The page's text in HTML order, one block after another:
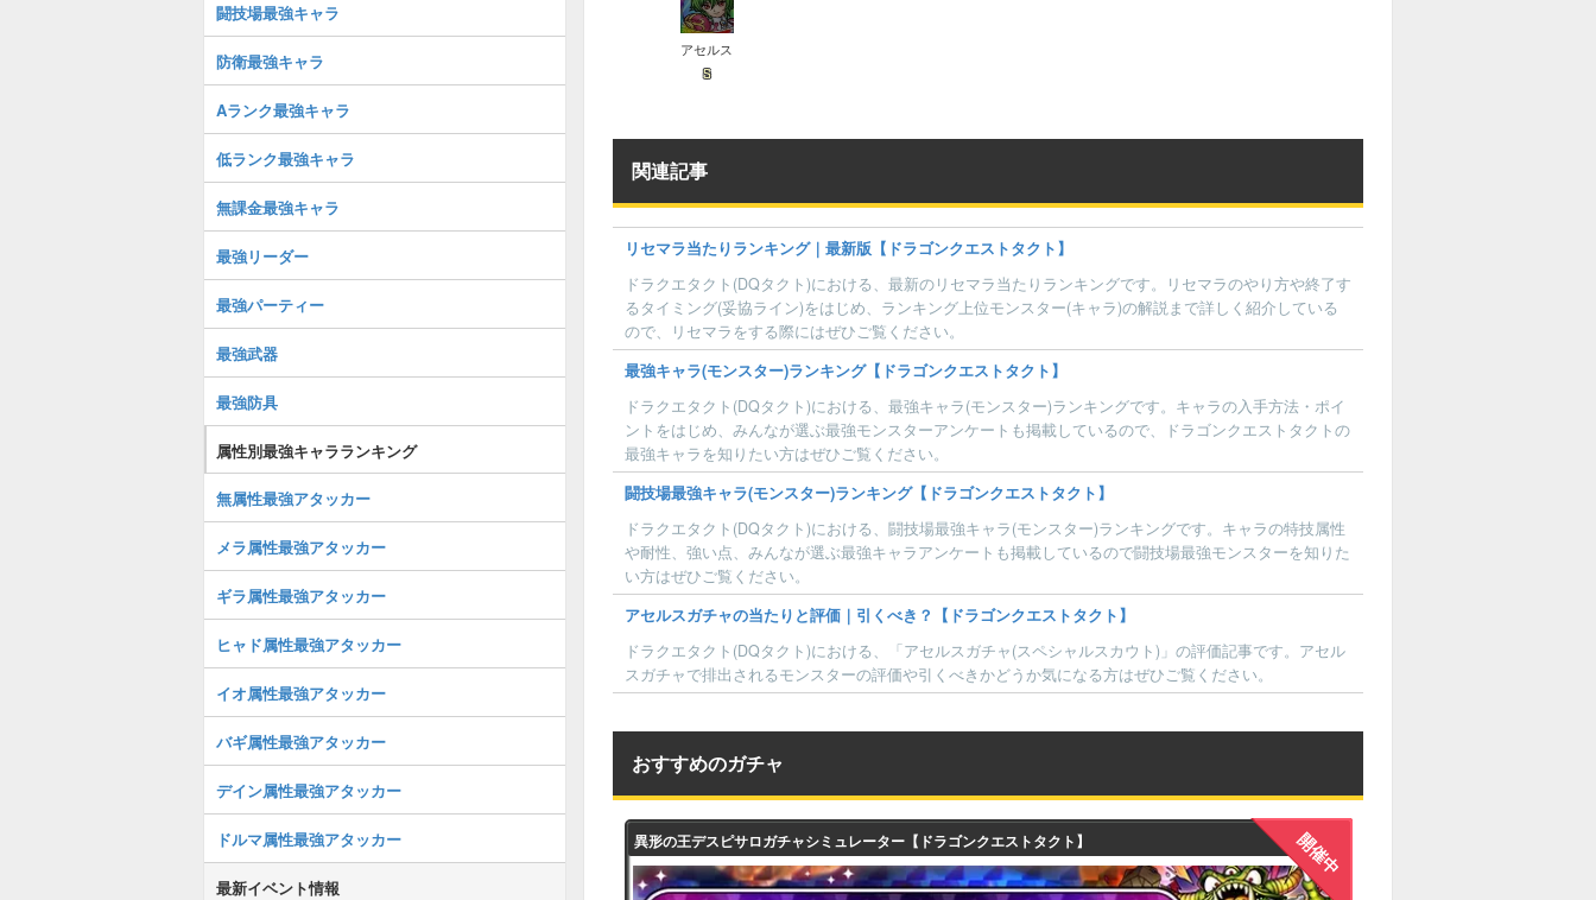
アセルス
S
関連記事
リセマラ当たりランキング｜最新版【ドラゴンクエストタクト】
ドラクエタクト(DQタクト)における、最新のリセマラ当たりランキングです。リセマラのやり方や終了す
るタイミング(妥協ライン)をはじめ、ランキング上位モンスター(キャラ)の解説まで詳しく紹介している
ので、リセマラをする際にはぜひご覧ください。
最強キャラ(モンスター)ランキング【ドラゴンクエストタクト】
ドラクエタクト(DQタクト)における、最強キャラ(モンスター)ランキングです。キャラの入手方法・ポイ
ントをはじめ、みんなが選ぶ最強モンスターアンケートも掲載しているので、ドラゴンクエストタクトの
最強キャラを知りたい方はぜひご覧ください。
闘技場最強キャラ(モンスター)ランキング【ドラゴンクエストタクト】
ドラクエタクト(DQタクト)における、闘技場最強キャラ(モンスター)ランキングです。キャラの特技属性
や耐性、強い点、みんなが選ぶ最強キャラアンケートも掲載しているので闘技場最強モンスターを知りた
い方はぜひご覧ください。
アセルスガチャの当たりと評価｜引くべき？【ドラゴンクエストタクト】
ドラクエタクト(DQタクト)における、「アセルスガチャ(スペシャルスカウト)」の評価記事です。アセル
スガチャで排出されるモンスターの評価や引くべきかどうか気になる方はぜひご覧ください。
おすすめのガチャ
開催中
異形の王デスピサロガチャシミュレーター【ドラゴンクエストタクト】
闘技場最強キャラ
防衛最強キャラ
Aランク最強キャラ
低ランク最強キャラ
無課金最強キャラ
最強リーダー
最強パーティー
最強武器
最強防具
属性別最強キャラランキング
無属性最強アタッカー
メラ属性最強アタッカー
ギラ属性最強アタッカー
ヒャド属性最強アタッカー
イオ属性最強アタッカー
バギ属性最強アタッカー
デイン属性最強アタッカー
ドルマ属性最強アタッカー
最新イベント情報